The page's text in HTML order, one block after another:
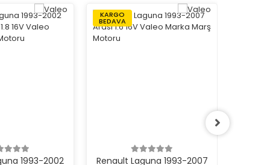
1993-2002
KARGO
BEDAVA
Renault Laguna 1993-2007